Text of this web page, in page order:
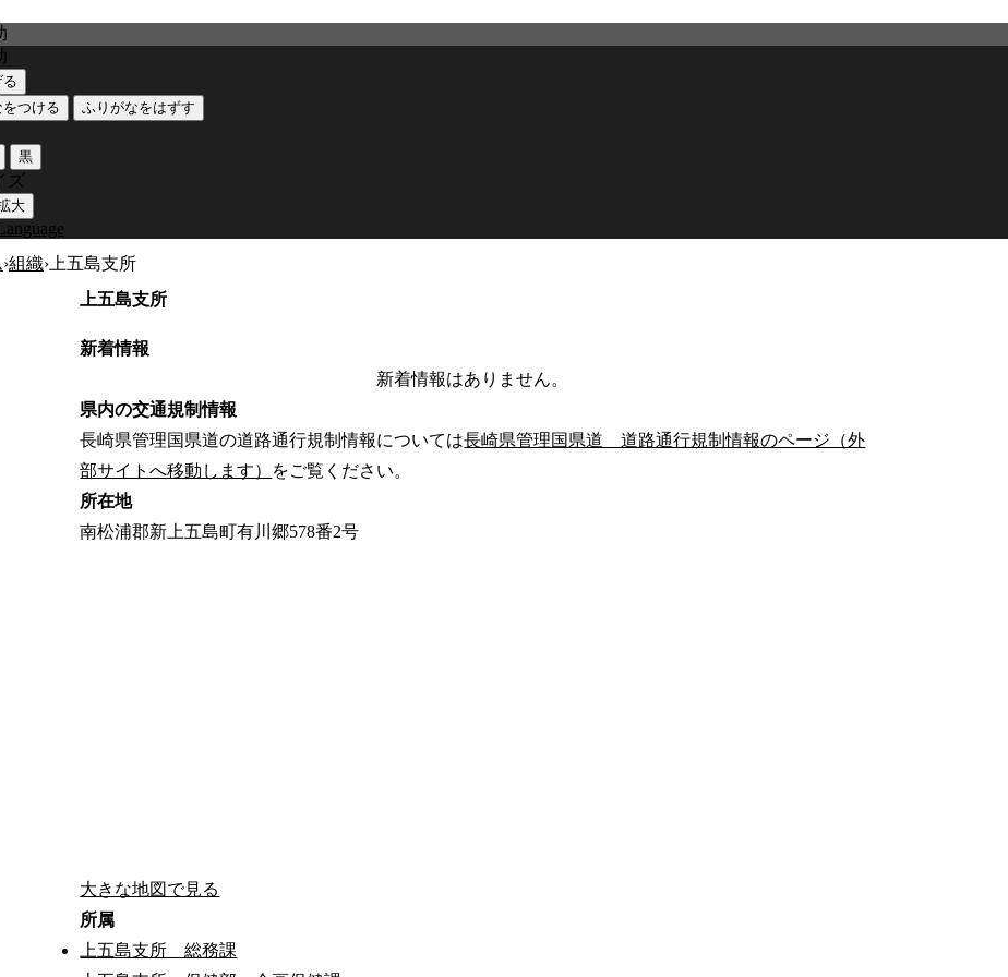
つける
ふりがなをはずす
黒
ズ
大
›組織›上五島支所
上五島支所
新着情報
新着情報はありません。
県内の交通規制情報
長崎県管理国県道の道路通行規制情報については長崎県管理国県道 道路通行規制情報のページ（外
部サイトへ移動します） をご覧ください。
所在地
南松浦郡新上五島町有川郷578番2号
大きな地図で見る
所属
上五島支所 総務課